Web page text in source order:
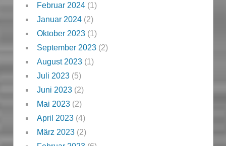
Februar 2024(1)
Januar 2024(2)
Oktober 2023(1)
September 2023(2)
August 2023(1)
Juli 2023(5)
Juni 2023(2)
Mai 2023(2)
April 2023(4)
März 2023(2)